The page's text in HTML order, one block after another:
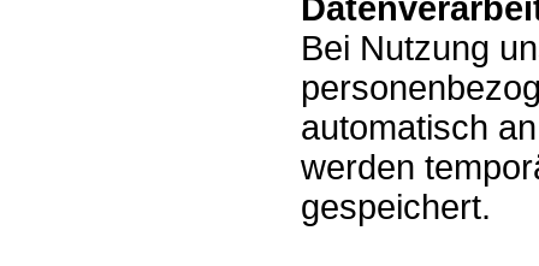
Bei Nutzung
automatisch
werden
gespeichert.